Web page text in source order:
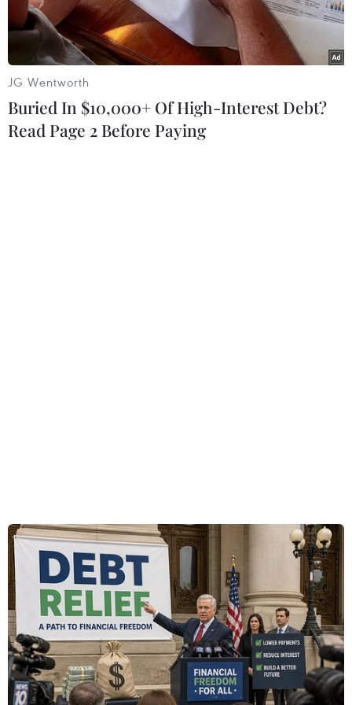
Ông Blaszczak lưu ý cuộc đấu thầu sẽ "sớm được
khởi động", đồng thời bổ sung thêm thông tin về
số lượng tàu ngầm và thiết bị của tàu sẽ được Bộ
Quốc phòng cung cấp trong thời gian ngắn.
Ba Lan đã tăng chi tiêu quân sự kể từ khi Nga
xâm lược nước láng giềng Ukraine vào tháng 2
năm ngoái, theo đó chính phủ cam kết tăng gấp
đôi quy mô quân đội và chi 4 % GDP cho quốc
JG Wentworth
Buried In $10,000+ Of High-Interest Debt?
Read Page 2 Before Paying